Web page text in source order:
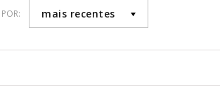
mais recentes